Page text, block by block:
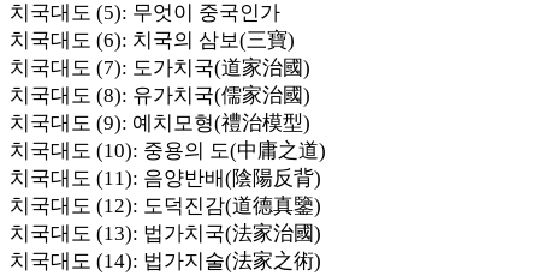
치국대도 (5): 무엇이 중국인가
치국대도 (6): 치국의 삼보(三寶)
치국대도 (7): 도가치국(道家治國)
치국대도 (8): 유가치국(儒家治國)
치국대도 (9): 예치모형(禮治模型)
치국대도 (10): 중용의 도(中庸之道)
치국대도 (11): 음양반배(陰陽反背)
치국대도 (12): 도덕진감(道德真鑒)
치국대도 (13): 법가치국(法家治國)
치국대도 (14): 법가지술(法家之術)